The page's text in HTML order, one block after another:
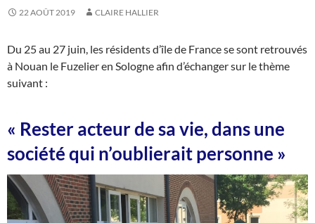
22 AOÛT 2019 CLAIRE HALLIER
Du 25 au 27 juin, les résidents d’île de France se sont retrouvés
à Nouan le Fuzelier en Sologne afin d’échanger sur le thème
suivant :
« Rester acteur de sa vie, dans une
société qui n’oublierait personne »